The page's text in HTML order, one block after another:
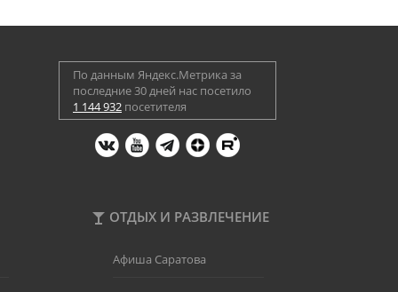
По данным Яндекс.Метрика за
последние 30 дней нас посетило
1 144 932 посетителя
ОТДЫХ И РАЗВЛЕЧЕНИЕ
Афиша Саратова